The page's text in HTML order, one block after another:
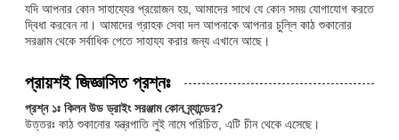
যদি আপনার কোন সাহায্যের প্রয়োজন হয়, আমাদের সাথে যে কোন সময় যোগাযোগ করতে
দ্বিধা করবেন না। আমাদের গ্রাহক সেবা দল আপনাকে আপনার চুল্লি কাঠ শুকানোর
সরঞ্জাম থেকে সর্বাধিক পেতে সাহায্য করার জন্য এখানে আছে।
প্রায়শই জিজ্ঞাসিত প্রশ্নঃ
প্রশ্ন ১ঃ কিলন উড ড্রাইং সরঞ্জাম কোন ব্র্যান্ডের?
উত্তরঃ কাঠ শুকানোর যন্ত্রপাতি লুই নামে পরিচিত, এটি চীন থেকে এসেছে।